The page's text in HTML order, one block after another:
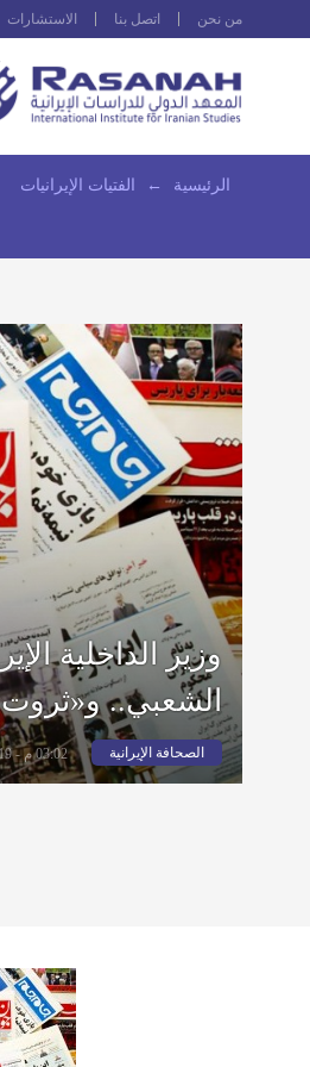
من نحن اتصل بنا الاستشارات
الرئيسية ← الفتيات الإيرانيات
وزير الداخلية
الشعبي..
الصحافة الإيرانية 03:02 م - 19 أغسطس 2019